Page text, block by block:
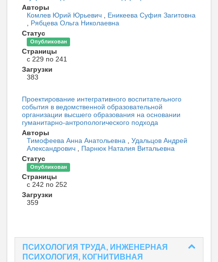
Авторы
Комлев Юрий Юрьевич , Еникеева Суфия Загитовна
, Рябцева Ольга Николаевна
Статус
Опубликован
Страницы
с 229 по 241
Загрузки
383
Проектирование интегративного воспитательного
события в ведомственной образовательной
организации высшего образования на основании
гуманитарно-антропологического подхода
Авторы
Тимофеева Анна Анатольевна , Удальцов Андрей
Александрович , Парнюк Наталия Витальевна
Статус
Опубликован
Страницы
с 242 по 252
Загрузки
359
ПСИХОЛОГИЯ ТРУДА, ИНЖЕНЕРНАЯ
ПСИХОЛОГИЯ, КОГНИТИВНАЯ